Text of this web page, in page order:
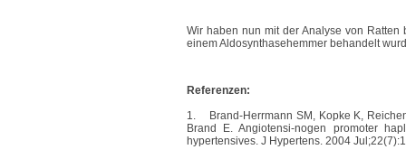
Wir haben nun mit der Analyse von
einem Aldosynthasehemmer behandelt
Referenzen:
1.
Brand-Herrmann SM, Kopke K,
Brand E. Angiotensi-nogen promoter
hypertensives. J Hypertens. 2004